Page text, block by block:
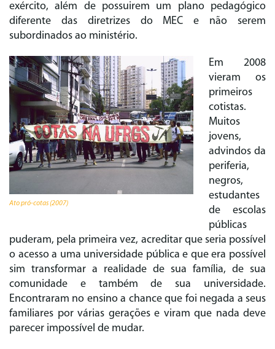
exército, além de possuirem um plano pedagógico
diferente das diretrizes do MEC e não serem
subordinados ao ministério.
Ato pró-cotas (2007)
Em 2008
vieram os
primeiros
cotistas.
Muitos
jovens,
advindos da
periferia,
negros,
estudantes
de escolas
públicas
puderam, pela primeira vez, acreditar que seria possível
o acesso a uma universidade pública e que era possível
sim transformar a realidade de sua família, de sua
comunidade e também de sua universidade.
Encontraram no ensino a chance que foi negada a seus
familiares por várias gerações e viram que nada deve
parecer impossível de mudar.